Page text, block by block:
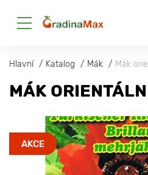
Hlavní Katalog Mák Mák
MÁK
AKCE